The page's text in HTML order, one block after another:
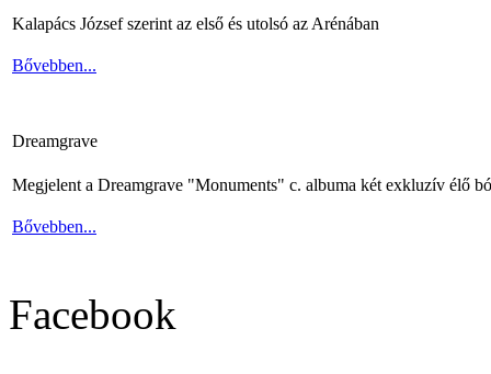
Kalapács József szerint az első és utolsó az Arénában
Bővebben...
Dreamgrave
Megjelent a Dreamgrave "Monuments" c. albuma két exkluzív élő
Bővebben...
Facebook